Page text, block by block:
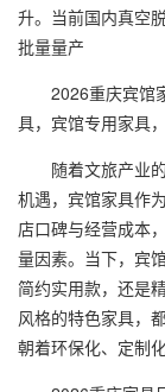
升。当前国内真空
批量量产
2026重庆宾馆家
具，宾馆专用家具
随着文旅产业的
机遇，宾馆家具作
店口碑与经营成本
量因素。当下，宾
简约实用款，还是
风格的特色家具，
朝着环保化、定制